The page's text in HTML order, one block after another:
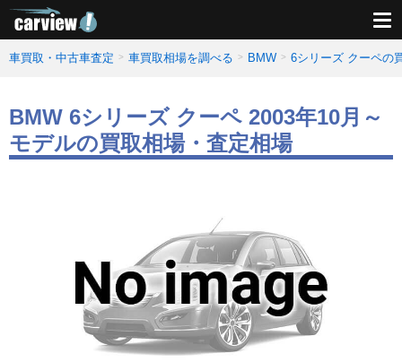
車買取・中古車査定 車買取相場を調べる BMW 6シリーズ クーペの
BMW 6シリーズ クーペ 2003年10月～
モデルの買取相場・査定相場